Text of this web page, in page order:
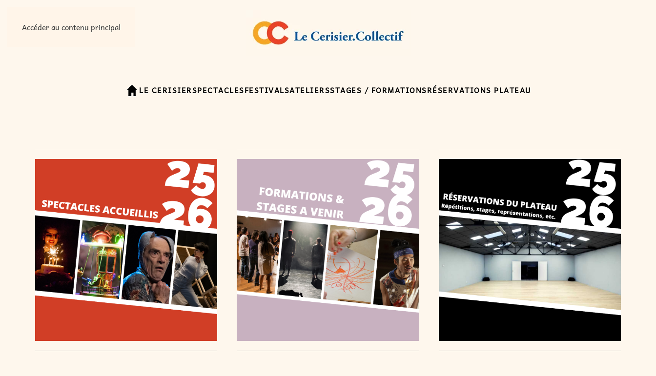
Accéder au contenu principal
LE CERISIERSPECTACLESFESTIVALSATELIERSSTAGES / FORMATIONSRÉSERVATIONS PLATEAU